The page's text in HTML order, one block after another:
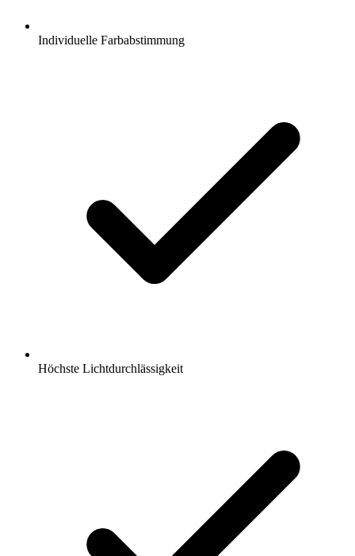
Individuelle Farbabstimmung
Höchste Lichtdurchlässigkeit